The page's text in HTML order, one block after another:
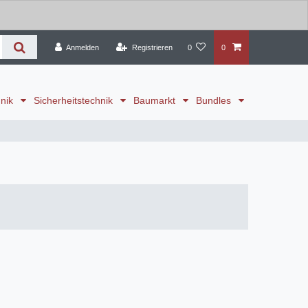
Anmelden Registrieren 0 0
Sicherheitstechnik Baumarkt Bundles